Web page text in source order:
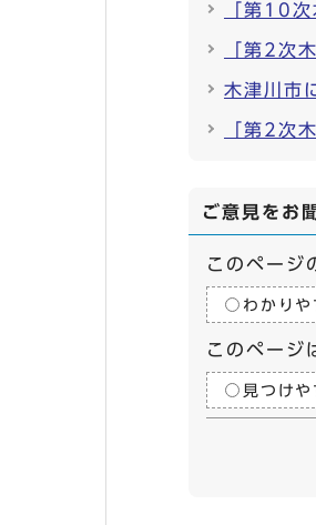
「第10
「第2次
木津川市
「第2次
ご意見をお
このページ
わかりや
このページ
見つけや